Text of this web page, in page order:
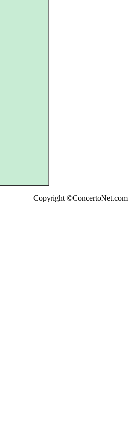
Copyright ©ConcertoNet.com